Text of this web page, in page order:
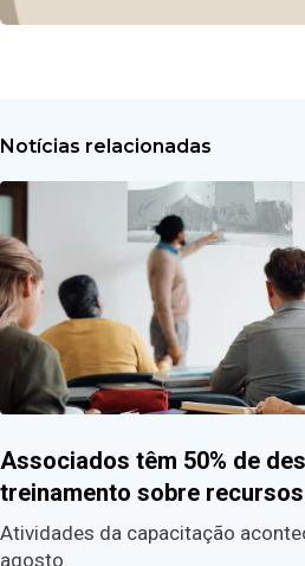
Notícias relacionadas
Associados têm 50% de
treinamento sobre
Atividades da capacitação
agosto.